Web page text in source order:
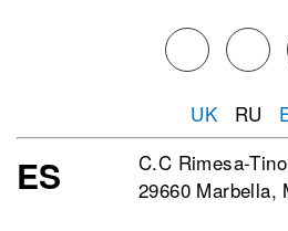
UK RU
ES
C.C Rimesa-
29660 Marbella,